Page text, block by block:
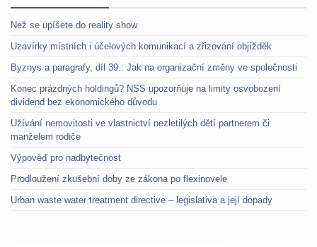
Než se upíšete do reality show
Uzavírky místních i účelových komunikací a zřizování objížděk
Byznys a paragrafy, díl 39.: Jak na organizační změny ve společnosti
Konec prázdných holdingů? NSS upozorňuje na limity osvobození
dividend bez ekonomického důvodu
Užívání nemovitosti ve vlastnictví nezletilých dětí partnerem či
manželem rodiče
Výpověď pro nadbytečnost
Prodloužení zkušební doby ze zákona po flexinovele
Urban waste water treatment directive – legislativa a její dopady